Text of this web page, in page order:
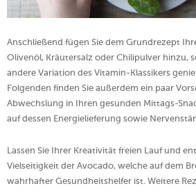
Anschließend fügen Sie dem Grundrezept
Olivenöl, Kräutersalz oder Chilipulver hinzu,
andere Variation des Vitamin-Klassikers
Folgenden finden Sie außerdem ein paar
Abwechslung in Ihren gesunden Mittags-
auf dessen Energielieferung sowie
Lassen Sie Ihrer Kreativität freien Lauf und
Vielseitigkeit der Avocado, welche auf dem
wahrhafter Gesundheitshelfer ist. Weitere